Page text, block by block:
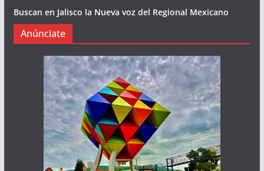
Buscan en Jalisco la Nueva voz del Regional Mexicano
Anúnciate